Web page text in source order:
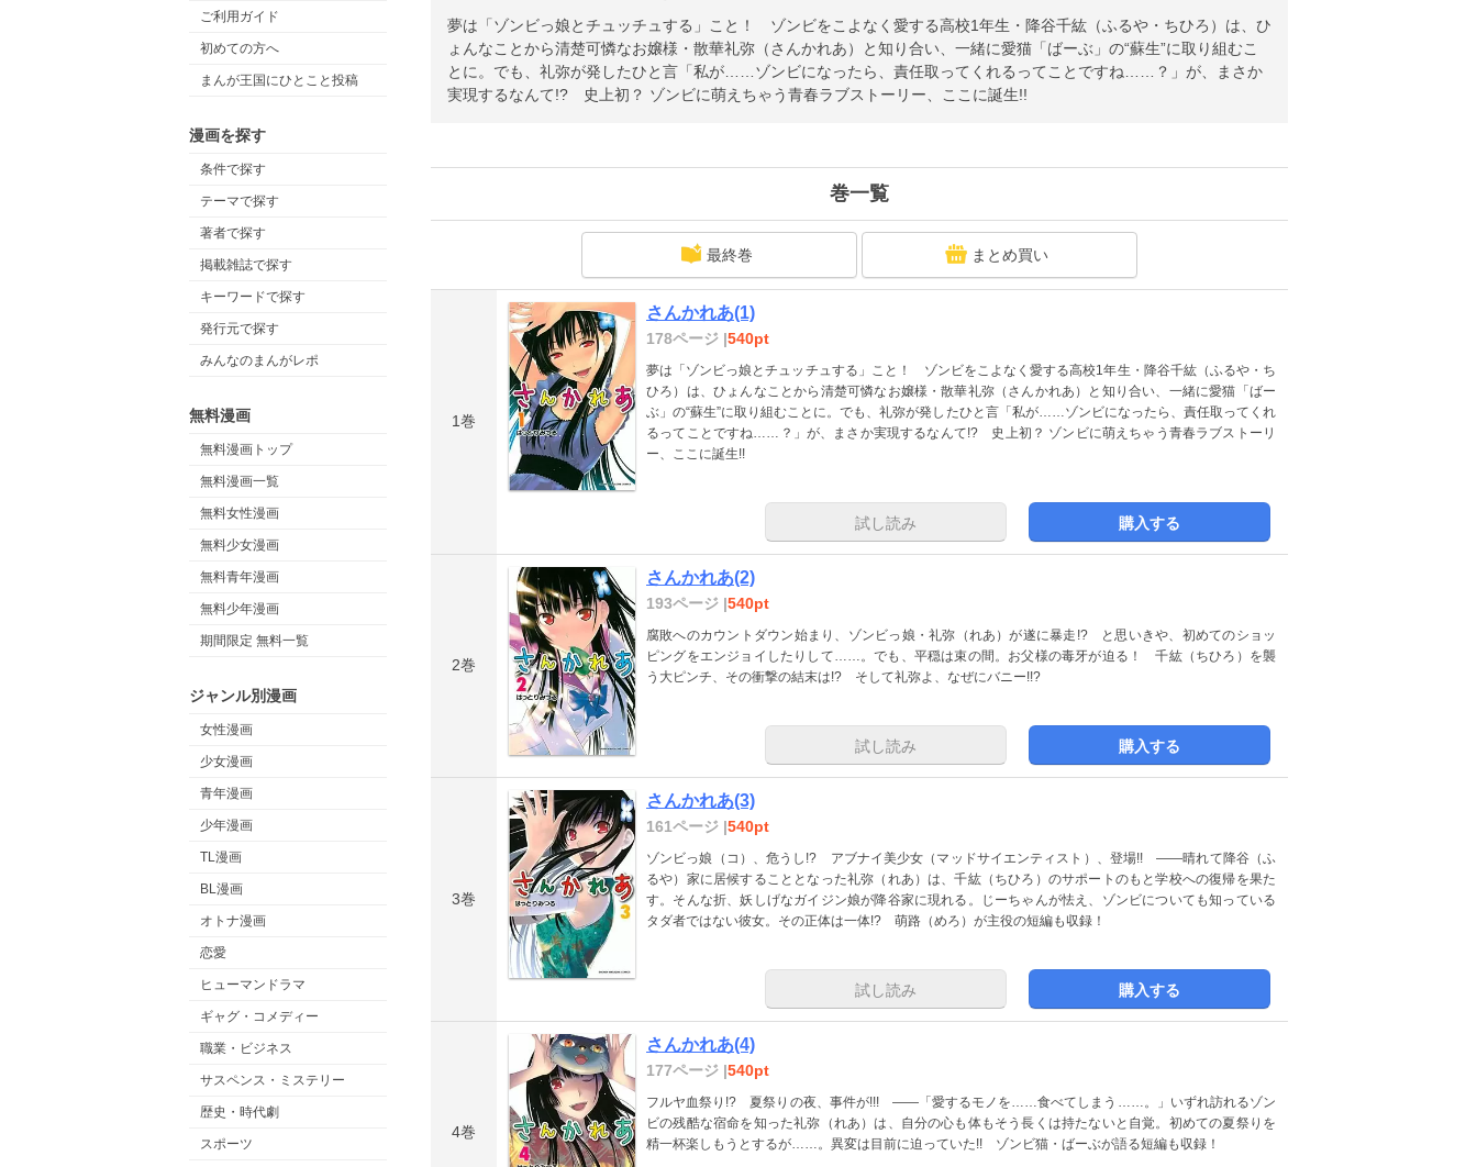
ご利用ガイド
初めての方へ
まんが王国にひとこと投稿
漫画を探す
条件で探す
テーマで探す
著者で探す
掲載雑誌で探す
キーワードで探す
発行元で探す
みんなのまんがレポ
無料漫画
無料漫画トップ
無料漫画一覧
無料女性漫画
無料少女漫画
無料青年漫画
無料少年漫画
期間限定 無料一覧
ジャンル別漫画
女性漫画
少女漫画
青年漫画
少年漫画
TL漫画
BL漫画
オトナ漫画
恋愛
ヒューマンドラマ
ギャグ・コメディー
職業・ビジネス
サスペンス・ミステリー
歴史・時代劇
スポーツ
夢は「ゾンビっ娘とチュッチュする」こと！ ゾンビをこよなく愛する高校1年生・降谷千紘（ふるや・ちひろ）は、ひ
ょんなことから清楚可憐なお嬢様・散華礼弥（さんかれあ）と知り合い、一緒に愛猫「ばーぶ」の“蘇生”に取り組むこ
とに。でも、礼弥が発したひと言「私が……ゾンビになったら、責任取ってくれるってことですね……？」が、まさか
実現するなんて!? 史上初？ ゾンビに萌えちゃう青春ラブストーリー、ここに誕生!!
巻一覧
最終巻 まとめ買い
1巻
さんかれあ(1)
178ページ |540pt
夢は「ゾンビっ娘とチュッチュする」こと！ ゾンビをこよなく愛する高校1年生・降谷千紘（ふるや・ち
ひろ）は、ひょんなことから清楚可憐なお嬢様・散華礼弥（さんかれあ）と知り合い、一緒に愛猫「ばー
ぶ」の“蘇生”に取り組むことに。でも、礼弥が発したひと言「私が……ゾンビになったら、責任取ってくれ
るってことですね……？」が、まさか実現するなんて!? 史上初？ ゾンビに萌えちゃう青春ラブストーリ
ー、ここに誕生!!
試し読み 購入する
2巻
さんかれあ(2)
193ページ |540pt
腐敗へのカウントダウン始まり、ゾンビっ娘・礼弥（れあ）が遂に暴走!? と思いきや、初めてのショッ
ピングをエンジョイしたりして……。でも、平穏は束の間。お父様の毒牙が迫る！ 千紘（ちひろ）を襲
う大ピンチ、その衝撃の結末は!? そして礼弥よ、なぜにバニー!!?
試し読み 購入する
3巻
さんかれあ(3)
161ページ |540pt
ゾンビっ娘（コ）、危うし!? アブナイ美少女（マッドサイエンティスト）、登場!! ――晴れて降谷（ふ
るや）家に居候することとなった礼弥（れあ）は、千紘（ちひろ）のサポートのもと学校への復帰を果た
す。そんな折、妖しげなガイジン娘が降谷家に現れる。じーちゃんが怯え、ゾンビについても知っている
タダ者ではない彼女。その正体は一体!? 萌路（めろ）が主役の短編も収録！
試し読み 購入する
4巻
さんかれあ(4)
177ページ |540pt
フルヤ血祭り!? 夏祭りの夜、事件が!!! ――「愛するモノを……食べてしまう……。」いずれ訪れるゾン
ビの残酷な宿命を知った礼弥（れあ）は、自分の心も体もそう長くは持たないと自覚。初めての夏祭りを
精一杯楽しもうとするが……。異変は目前に迫っていた!! ゾンビ猫・ばーぶが語る短編も収録！